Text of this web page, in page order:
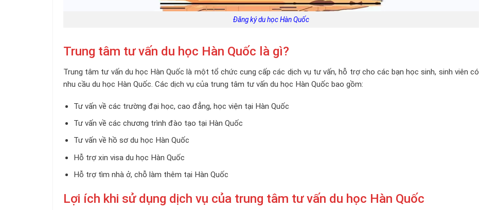
Đăng ký du học Hàn Quốc
Trung tâm tư vấn du học Hàn Quốc là gì?
Trung tâm tư vấn du học Hàn Quốc là một tổ chức cung cấp các dịch vụ tư vấn, hỗ trợ cho các bạn học sinh, sinh viên có
nhu cầu du học Hàn Quốc. Các dịch vụ của trung tâm tư vấn du học Hàn Quốc bao gồm:
Tư vấn về các trường đại học, cao đẳng, học viện tại Hàn Quốc
Tư vấn về các chương trình đào tạo tại Hàn Quốc
Tư vấn về hồ sơ du học Hàn Quốc
Hỗ trợ xin visa du học Hàn Quốc
Hỗ trợ tìm nhà ở, chỗ làm thêm tại Hàn Quốc
Lợi ích khi sử dụng dịch vụ của trung tâm tư vấn du học Hàn Quốc